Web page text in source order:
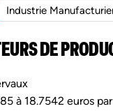
Industrie
DE
à 18.7542 euros